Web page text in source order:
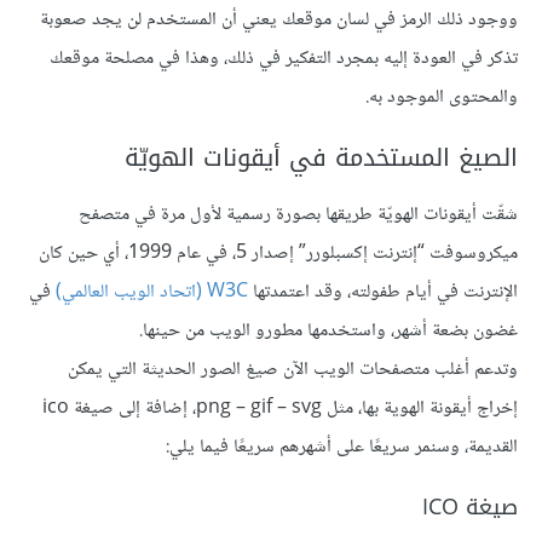
ووجود ذلك الرمز في لسان موقعك يعني أن المستخدم لن يجد صعوبة
تذكر في العودة إليه بمجرد التفكير في ذلك، وهذا في مصلحة موقعك
والمحتوى الموجود به.
الصيغ المستخدمة في أيقونات الهويّة
شقّت أيقونات الهويّة طريقها بصورة رسمية لأول مرة في متصفح
ميكروسوفت “إنترنت إكسبلورر” إصدار 5، في عام 1999، أي حين كان
الإنترنت في أيام طفولته، وقد اعتمدتهاW3C (اتحاد الويب العالمي)
في
غضون بضعة أشهر، واستخدمها مطورو الويب من حينها.
وتدعم أغلب متصفحات الويب الآن صيغ الصور الحديثة التي يمكن
إخراج أيقونة الهوية بها، مثل png – gif – svg، إضافة إلى صيغة ico
القديمة، وسنمر سريعًا على أشهرهم سريعًا فيما يلي:
صيغة ICO